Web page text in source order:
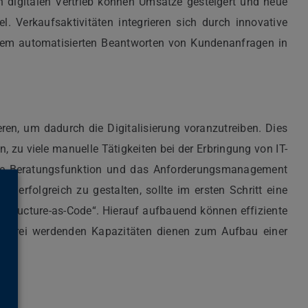
Verkaufsaktivitäten integrieren sich durch innovative
automatisierten Beantworten von Kundenanfragen in
um dadurch die Digitalisierung voranzutreiben. Dies
zu viele manuelle Tätigkeiten bei der Erbringung von IT-
und das Anforderungsmanagement
erfolgreich zu gestalten, sollte im ersten Schritt eine
as-Code“. Hierauf aufbauend können effiziente
frei werdenden Kapazitäten dienen zum Aufbau einer